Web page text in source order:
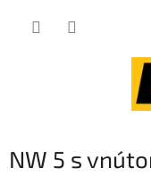
NW 5 s